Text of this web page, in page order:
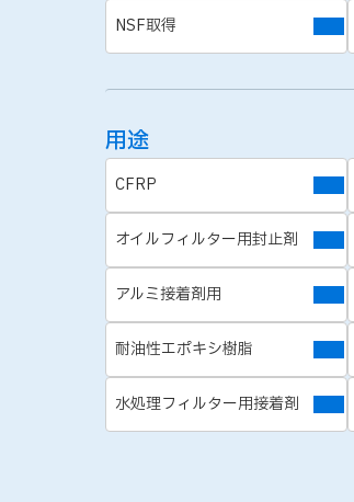
NSF取得
用途
CFRP
オイルフィルター用封止剤
アルミ接着剤用
耐油性エポキシ樹脂
水処理フィルター用接着剤